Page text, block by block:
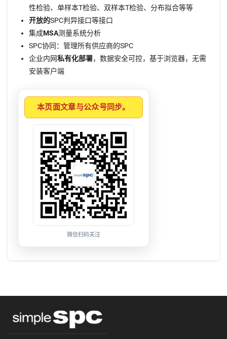
性检验、单样本T检验、双样本T检验、分布拟合等等
开放的SPC判异接口等接口
集成MSA测量系统分析
SPC协同：管理所有供应商的SPC
企业内网私有化部署，数据安全可控，基于浏览器，无需
安装客户端
本页面文章与公众号同步。
微信扫码关注